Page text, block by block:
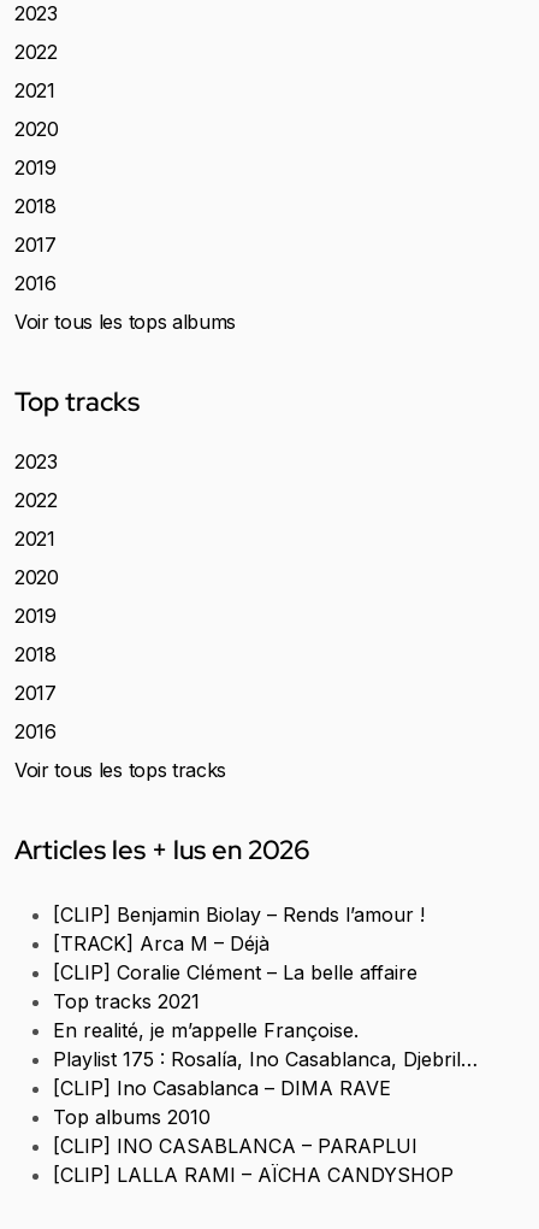
2023
2022
2021
2020
2019
2018
2017
2016
Voir tous les tops albums
Top tracks
2023
2022
2021
2020
2019
2018
2017
2016
Voir tous les tops tracks
Articles les + lus en 2026
[CLIP] Benjamin Biolay – Rends l’amour !
[TRACK] Arca M – Déjà
[CLIP] Coralie Clément – La belle affaire
Top tracks 2021
En realité, je m’appelle Françoise.
Playlist 175 : Rosalía, Ino Casablanca, Djebril…
[CLIP] Ino Casablanca – DIMA RAVE
Top albums 2010
[CLIP] INO CASABLANCA – PARAPLUI
[CLIP] LALLA RAMI – AÏCHA CANDYSHOP